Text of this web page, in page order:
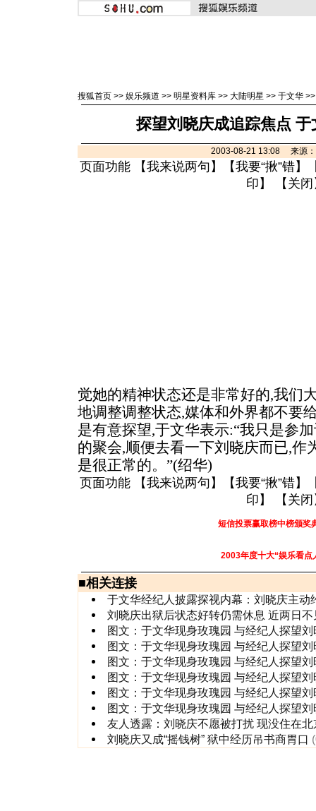
搜狐首页 >> 娱乐频道 >> 明星资料库 >> 大陆明星 >> 于文华
探望刘晓庆成追踪焦点
2003-08-21 13:08 来源：
页面功能 【我来说两句 】【我要“揪”错】
印 】 【 关闭
觉她的精神状态还是非常好的,我们
地调整调整状态,媒体和外界都不要
是有意探望,于文华表示:“我只是参
的聚会,顺便去看一下刘晓庆而已,作
是很正常的。”(绍华)
页面功能 【我来说两句 】【我要“揪”错】
印 】 【 关闭
短信投票赢取榜中榜颁奖
2003年度十大“娱乐看点
■相关连接
于文华经纪人披露探视内幕：刘晓庆主动
刘晓庆出狱后状态好转仍需休息 近两日
图文：于文华现身玫瑰园 与经纪人探望
图文：于文华现身玫瑰园 与经纪人探望
图文：于文华现身玫瑰园 与经纪人探望
图文：于文华现身玫瑰园 与经纪人探望
图文：于文华现身玫瑰园 与经纪人探望
图文：于文华现身玫瑰园 与经纪人探望
友人透露：刘晓庆不愿被打扰 现没住在北
刘晓庆又成“摇钱树” 狱中经历吊书商胃口